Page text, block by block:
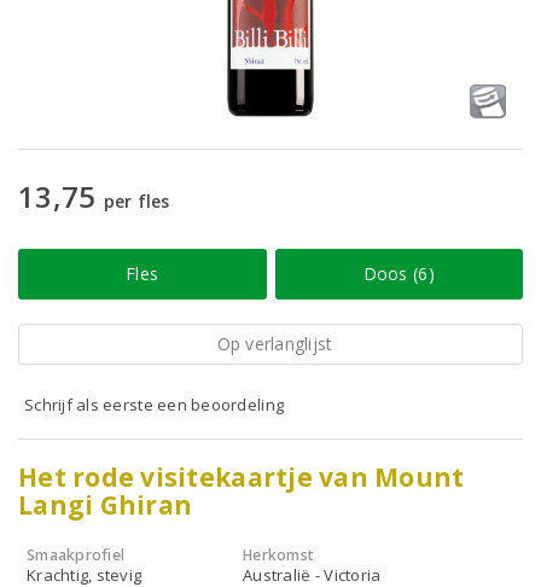
13,75 per fles
Fles Doos (6)
Op verlanglijst
Schrijf als eerste een beoordeling
Het rode visitekaartje van Mount
Langi Ghiran
Smaakprofiel
Krachtig, stevig
Herkomst
Australië - Victoria